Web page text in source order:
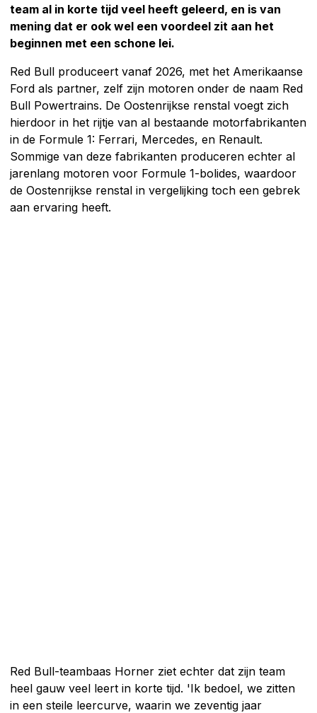
team al in korte tijd veel heeft geleerd, en is van
mening dat er ook wel een voordeel zit aan het
beginnen met een schone lei.
Red Bull produceert vanaf 2026, met het Amerikaanse
Ford als partner, zelf zijn motoren onder de naam Red
Bull Powertrains. De Oostenrijkse renstal voegt zich
hierdoor in het rijtje van al bestaande motorfabrikanten
in de Formule 1: Ferrari, Mercedes, en Renault.
Sommige van deze fabrikanten produceren echter al
jarenlang motoren voor Formule 1-bolides, waardoor
de Oostenrijkse renstal in vergelijking toch een gebrek
aan ervaring heeft.
Red Bull-teambaas Horner ziet echter dat zijn team
heel gauw veel leert in korte tijd. 'Ik bedoel, we zitten
in een steile leercurve, waarin we zeventig jaar